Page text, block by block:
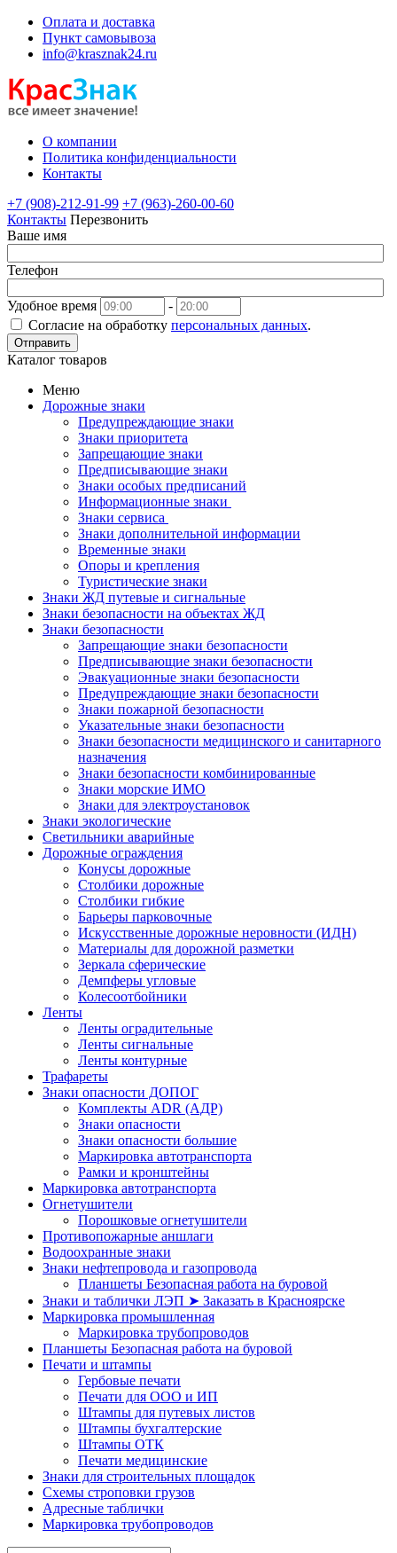
Оплата и доставка
Пункт самовывоза
info@krasznak24.ru
О компании
Политика конфиденциальности
Контакты
+7 (908)-212-91-99 +7 (963)-260-00-60
Контакты Перезвонить
Ваше имя
Телефон
Удобное время
-
Согласие на обработку персональных данных.
Отправить
Каталог товаров
Меню
Дорожные знаки
Предупреждающие знаки
Знаки приоритета
Запрещающие знаки
Предписывающие знаки
Знаки особых предписаний
Информационные знаки
Знаки сервиса
Знаки дополнительной информации
Временные знаки
Опоры и крепления
Туристические знаки
Знаки ЖД путевые и сигнальные
Знаки безопасности на объектах ЖД
Знаки безопасности
Запрещающие знаки безопасности
Предписывающие знаки безопасности
Эвакуационные знаки безопасности
Предупреждающие знаки безопасности
Знаки пожарной безопасности
Указательные знаки безопасности
Знаки безопасности медицинского и санитарного
назначения
Знаки безопасности комбинированные
Знаки морские ИМО
Знаки для электроустановок
Знаки экологические
Светильники аварийные
Дорожные ограждения
Конусы дорожные
Столбики дорожные
Столбики гибкие
Барьеры парковочные
Искусственные дорожные неровности (ИДН)
Материалы для дорожной разметки
Зеркала сферические
Демпферы угловые
Колесоотбойники
Ленты
Ленты оградительные
Ленты сигнальные
Ленты контурные
Трафареты
Знаки опасности ДОПОГ
Комплекты ADR (АДР)
Знаки опасности
Знаки опасности большие
Маркировка автотранспорта
Рамки и кронштейны
Маркировка автотранспорта
Огнетушители
Порошковые огнетушители
Противопожарные аншлаги
Водоохранные знаки
Знаки нефтепровода и газопровода
Планшеты Безопасная работа на буровой
Знаки и таблички ЛЭП ➤ Заказать в Красноярске
Маркировка промышленная
Маркировка трубопроводов
Планшеты Безопасная работа на буровой
Печати и штампы
Гербовые печати
Печати для ООО и ИП
Штампы для путевых листов
Штампы бухгалтерские
Штампы ОТК
Печати медицинские
Знаки для строительных площадок
Схемы строповки грузов
Адресные таблички
Маркировка трубопроводов